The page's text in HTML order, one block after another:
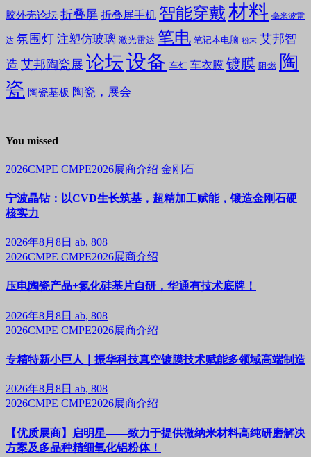
胶外壳论坛 折叠屏 折叠屏手机 智能穿戴材料 毫米波雷
达 氛围灯 注塑仿玻璃 激光雷达 笔电 笔记本电脑 粉末 艾邦智
造 艾邦陶瓷展 论坛设备 车灯 车衣膜 镀膜 阻燃 陶
瓷 陶瓷基板 陶瓷，展会
You missed
2026CMPE CMPE2026展商介绍 金刚石
宁波晶钻：以CVD生长筑基，超精加工赋能，锻造金刚石硬
核实力
2026年8月8日 ab, 808
2026CMPE CMPE2026展商介绍
压电陶瓷产品+氮化硅基片自研，华通有技术底牌！
2026年8月8日 ab, 808
2026CMPE CMPE2026展商介绍
专精特新小巨人｜振华科技真空镀膜技术赋能多领域高端制造
2026年8月8日 ab, 808
2026CMPE CMPE2026展商介绍
【优质展商】启明星——致力于提供微纳米材料高纯研磨解决
方案及多品种精细氧化铝粉体！